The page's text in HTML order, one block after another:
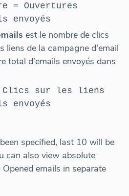
= Ouvertures
envoyés
est le nombre de clics
liens de la campagne d'email
total d'emails envoyés dans
Clics sur les liens
envoyés
specified, last 10 will be
can also view absolute
emails in separate